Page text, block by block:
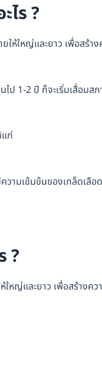
ไร ?
ห้ใหญ่และยาว เพื่อสร้า
ป 1-2 ปี ก็จะเริ่มเสื่อมส
แก่
ามเข้มข้นของเกล็ดเลือ
?
หญ่และยาว เพื่อสร้างค